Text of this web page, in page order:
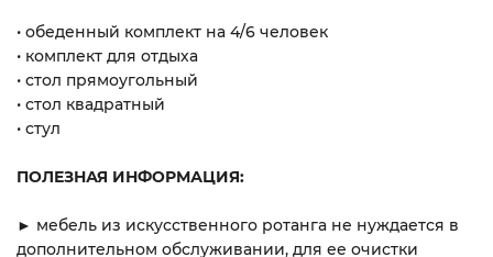
• обеденный комплект на 4/6 человек
• комплект для отдыха
• стол прямоугольный
• стол квадратный
• стул
ПОЛЕЗНАЯ ИНФОРМАЦИЯ:
► мебель из искусственного ротанга не нуждается в
дополнительном обслуживании, для ее очистки